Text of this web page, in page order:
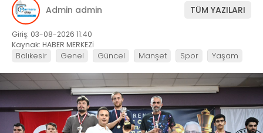
Admin admin TÜM YAZILARI
Giriş: 03-08-2026 11:40
Kaynak: HABER MERKEZİ
Balıkesir Genel Güncel Manşet Spor Yaşam